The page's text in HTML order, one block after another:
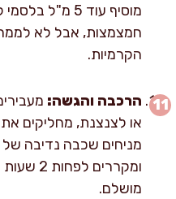
מוסיף עוד 5
חמצמצות, אבל לא
הקרמיות.
הרכבה והגשה:
או לצנצנת, מחליקים
מניחים שכבה נדיבה
מושלם.